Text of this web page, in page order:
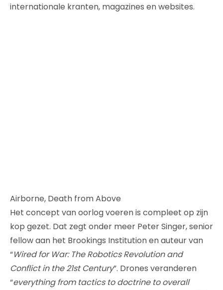
internationale kranten, magazines en websites.
Airborne, Death from Above
Het concept van oorlog voeren is compleet op zijn
kop gezet. Dat zegt onder meer Peter Singer, senior
fellow aan het Brookings Institution en auteur van
“Wired for War: The Robotics Revolution and
Conflict in the 21st Century”. Drones veranderen
“everything from tactics to doctrine to overall